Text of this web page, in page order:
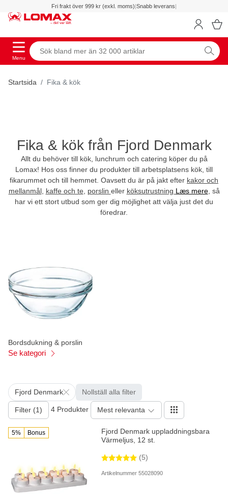
Fri frakt över 999 kr (exkl. moms)|Snabb leverans|
Menu
Startsida Fika & kök
Fika & kök från Fjord Denmark
Allt du behöver till kök, lunchrum och catering köper du på
Lomax! Hos oss finner du produkter till arbetsplatsens kök, till
fikarummet och till hemmet. Oavsett du är på jakt efter kakor och
mellanmål, kaffe och te porslin eller köksutrustning Læs mere, så
har vi ett stort utbud som ger dig möjlighet att välja just det du
föredrar.
Bordsdukning & porslin
Se kategori
Fjord Denmark Nollställ alla filter
Filter (1) 4 Produkter Mest relevanta
5% Bonus
Fjord Denmark uppladdningsbara
Värmeljus, 12 st.
(5)
Artikelnummer 55028090